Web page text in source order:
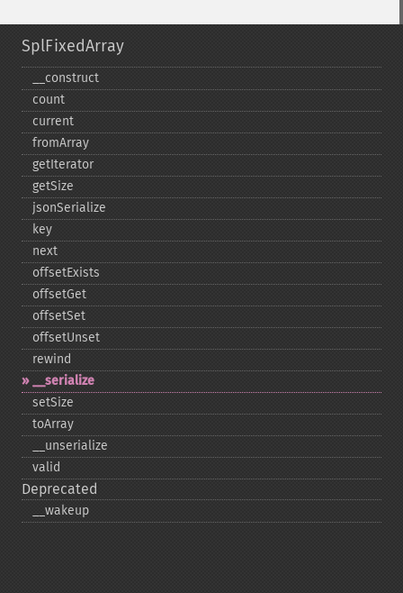
SplFixedArray
_​_​construct
count
current
fromArray
getIterator
getSize
jsonSerialize
key
next
offsetExists
offsetGet
offsetSet
offsetUnset
rewind
_​_​serialize
setSize
toArray
_​_​unserialize
valid
Deprecated
_​_​wakeup